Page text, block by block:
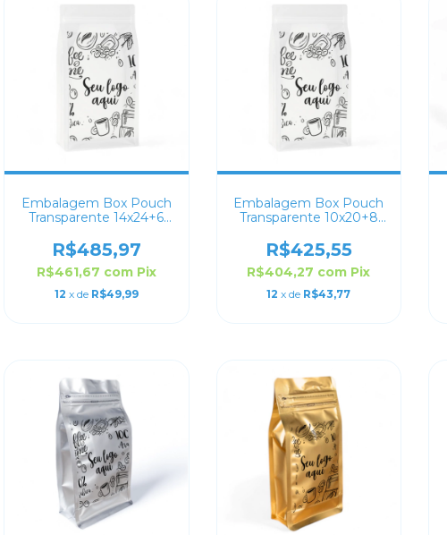
Embalagem Box Pouch
Transparente 14x24+6
R$485,97
R$461,67 com Pix
12 x de R$49,99
Embalagem Box Pouch
Transparente 10x20+8
R$425,55
R$404,27 com Pix
12 x de R$43,77